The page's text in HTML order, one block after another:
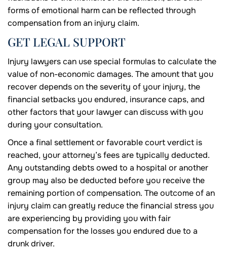
forms of emotional harm can be reflected through
compensation from an injury claim.
GET LEGAL SUPPORT
Injury lawyers can use special formulas to calculate the
value of non-economic damages. The amount that you
recover depends on the severity of your injury, the
financial setbacks you endured, insurance caps, and
other factors that your lawyer can discuss with you
during your consultation.
Once a final settlement or favorable court verdict is
reached, your attorney’s fees are typically deducted.
Any outstanding debts owed to a hospital or another
group may also be deducted before you receive the
remaining portion of compensation. The outcome of an
injury claim can greatly reduce the financial stress you
are experiencing by providing you with fair
compensation for the losses you endured due to a
drunk driver.